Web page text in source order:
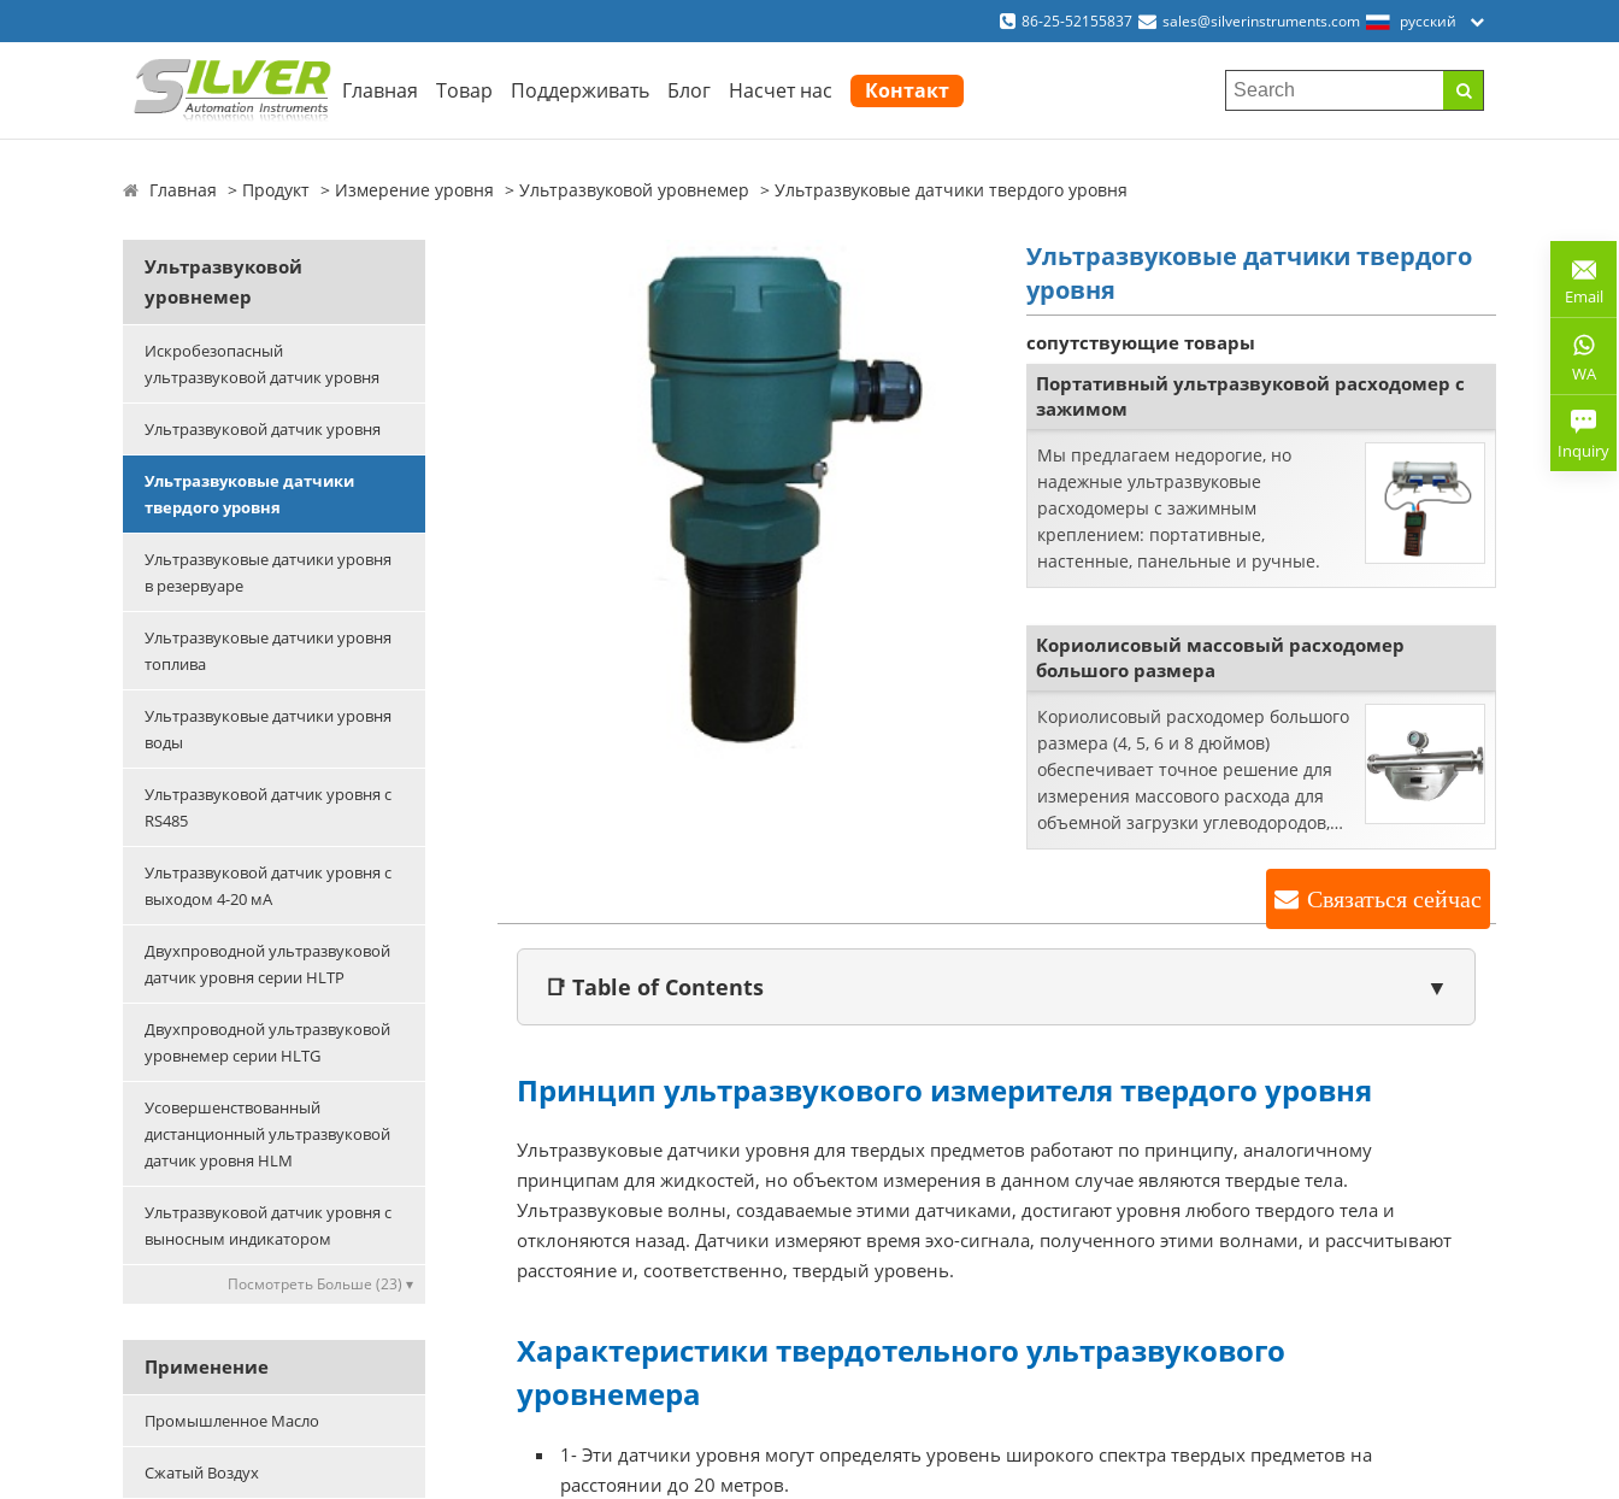
86-25-52155837 sales@silverinstruments.com русский
Главная Товар Поддерживать Блог Насчет нас Контакт
Главная Продукт Измерение уровня Ультразвуковой уровнемер Ультразвуковые датчики твердого уровня
Ультразвуковой
уровнемер
Искробезопасный
ультразвуковой датчик уровня
Ультразвуковой датчик уровня
Ультразвуковые датчики
твердого уровня
Ультразвуковые датчики уровня
в резервуаре
Ультразвуковые датчики уровня
топлива
Ультразвуковые датчики уровня
воды
Ультразвуковой датчик уровня с
RS485
Ультразвуковой датчик уровня с
выходом 4-20 мА
Двухпроводной ультразвуковой
датчик уровня серии HLTP
Двухпроводной ультразвуковой
уровнемер серии HLTG
Усовершенствованный
дистанционный ультразвуковой
датчик уровня HLM
Ультразвуковой датчик уровня с
выносным индикатором
Посмотреть Больше (23) ▾
Применение
Промышленное Масло
Сжатый Воздух
Ультразвуковые датчики твердого
уровня
сопутствующие товары
Портативный ультразвуковой расходомер с
зажимом
Мы предлагаем недорогие, но
надежные ультразвуковые
расходомеры с зажимным
креплением: портативные,
настенные, панельные и ручные.
Кориолисовый массовый расходомер
большого размера
Кориолисовый расходомер большого
размера (4, 5, 6 и 8 дюймов)
обеспечивает точное решение для
измерения массового расхода для
объемной загрузки углеводородов,
СПГ / криогенных приложений. В
настоящее время Silver Automation
Связаться сейчас
📑 Table of Contents ▼
Принцип ультразвукового измерителя твердого уровня
Ультразвуковые датчики уровня для твердых предметов работают по принципу, аналогичному
принципам для жидкостей, но объектом измерения в данном случае являются твердые тела.
Ультразвуковые волны, создаваемые этими датчиками, достигают уровня любого твердого тела и
отклоняются назад. Датчики измеряют время эхо-сигнала, полученного этими волнами, и рассчитывают
расстояние и, соответственно, твердый уровень.
Характеристики твердотельного ультразвукового
уровнемера
1- Эти датчики уровня могут определять уровень широкого спектра твердых предметов на
расстоянии до 20 метров.
Email
WA
Inquiry